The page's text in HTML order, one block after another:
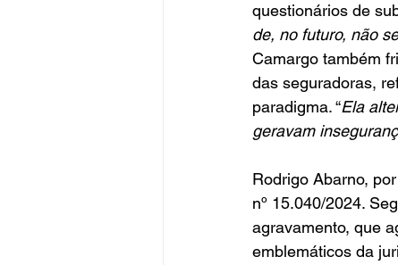
questionários de
de, no futuro, não
Camargo também
das seguradoras,
paradigma. “Ela
geravam
Rodrigo Abarno,
nº 15.040/2024.
agravamento, que
emblemáticos da